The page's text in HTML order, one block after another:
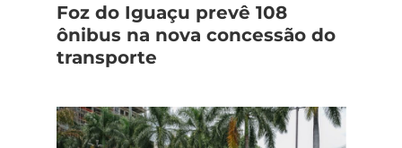
Foz do Iguaçu prevê 108
ônibus na nova concessão do
transporte